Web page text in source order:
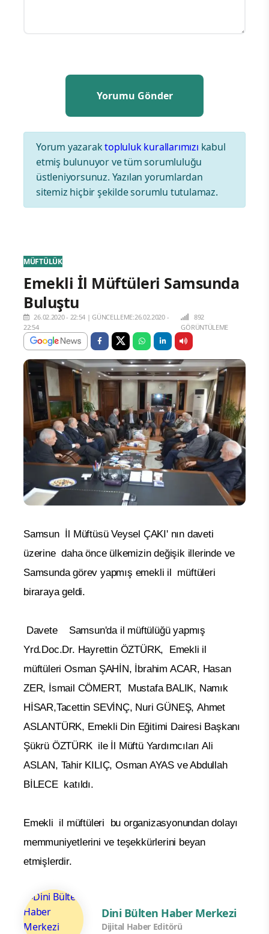
Yorum yazaraktopluluk kurallarımızı kabul
etmiş bulunuyor ve tüm sorumluluğu
üstleniyorsunuz. Yazılan yorumlardan
sitemiz hiçbir şekilde sorumlu tutulamaz.
MÜFTÜLÜK
Emekli İl Müftüleri Samsunda
Buluştu
26.02.2020 - 22:54 |GÜNCELLEME:26.02.2020 -
22:54
892
GÖRÜNTÜLEME
Samsun İl Müftüsü Veysel ÇAKI' nın daveti
üzerine daha önce ülkemizin değişik illerinde ve
Samsunda görev yapmış emekli il müftüleri
biraraya geldi.
Davete Samsun'da il müftülüğü yapmış
Yrd.Doc.Dr. Hayrettin ÖZTÜRK, Emekli il
müftüleri Osman ŞAHİN, İbrahim ACAR, Hasan
ZER, İsmail CÖMERT, Mustafa BALIK, Namık
HİSAR,Tacettin SEVİNÇ, Nuri GÜNEŞ, Ahmet
ASLANTÜRK, Emekli Din Eğitimi Dairesi Başkanı
Şükrü ÖZTÜRK ile İl Müftü Yardımcıları Ali
ASLAN, Tahir KILIÇ, Osman AYAS ve Abdullah
BİLECE katıldı.
Emekli il müftüleri bu organizasyonundan dolayı
memmuniyetlerini ve teşekkürlerini beyan
etmişlerdir.
Dini Bülten Haber Merkezi
Dijital Haber Editörü